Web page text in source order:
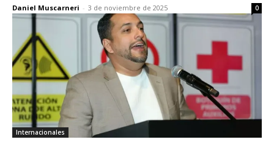
Daniel Muscarneri - 3 de noviembre de 2025 0
Internacionales